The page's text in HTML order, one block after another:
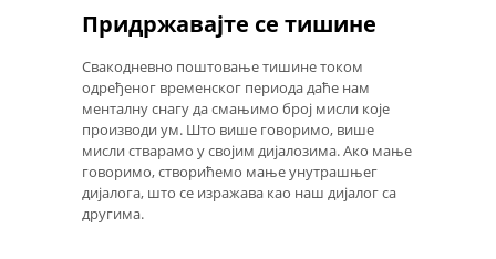
Придржавајте се тишине
Свакодневно поштовање тишине током
одређеног временског периода даће нам
менталну снагу да смањимо број мисли које
производи ум. Што више говоримо, више
мисли стварамо у својим дијалозима. Ако мање
говоримо, створићемо мање унутрашњег
дијалога, што се изражава као наш дијалог са
другима.